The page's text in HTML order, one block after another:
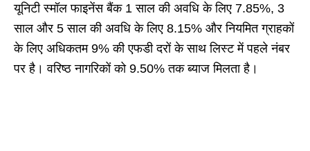
यूनिटी स्मॉल फाइनेंस बैंक 1 साल की अवधि के लिए 7.85%, 3
साल और 5 साल की अवधि के लिए 8.15% और नियमित ग्राहकों
के लिए अधिकतम 9% की एफडी दरों के साथ लिस्ट में पहले नंबर
पर है। वरिष्ठ नागरिकों को 9.50% तक ब्याज मिलता है।